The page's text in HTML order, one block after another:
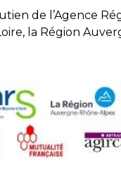
de l’Agence
la Région